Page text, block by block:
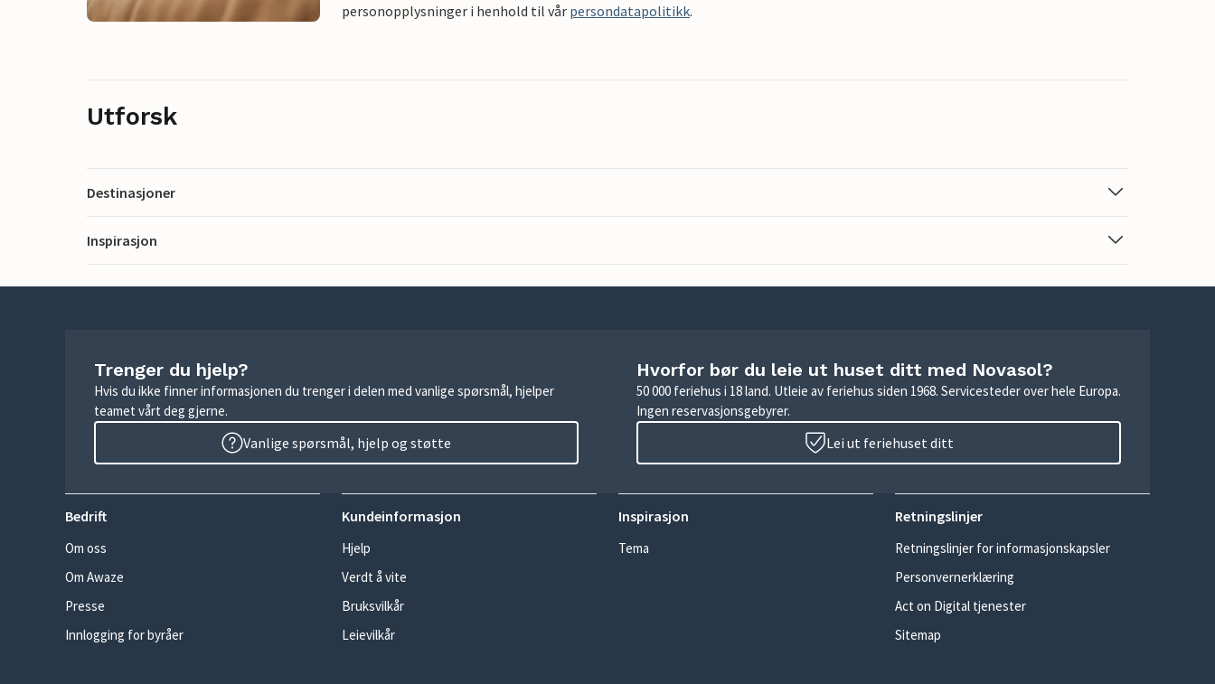
personopplysninger i henhold til vår persondatapolitikk.
Utforsk
Destinasjoner
Inspirasjon
Trenger du hjelp?
Hvis du ikke finner informasjonen du trenger i delen med vanlige spørsmål, hjelper
teamet vårt deg gjerne.
Vanlige spørsmål, hjelp og støtte
Hvorfor bør du leie ut huset ditt med Novasol?
50 000 feriehus i 18 land. Utleie av feriehus siden 1968. Servicesteder over hele Europa.
Ingen reservasjonsgebyrer.
Lei ut feriehuset ditt
Bedrift
Om oss
Om Awaze
Presse
Innlogging for byråer
Kundeinformasjon
Hjelp
Verdt å vite
Bruksvilkår
Leievilkår
Inspirasjon
Tema
Retningslinjer
Retningslinjer for informasjonskapsler
Personvernerklæring
Act on Digital tjenester
Sitemap